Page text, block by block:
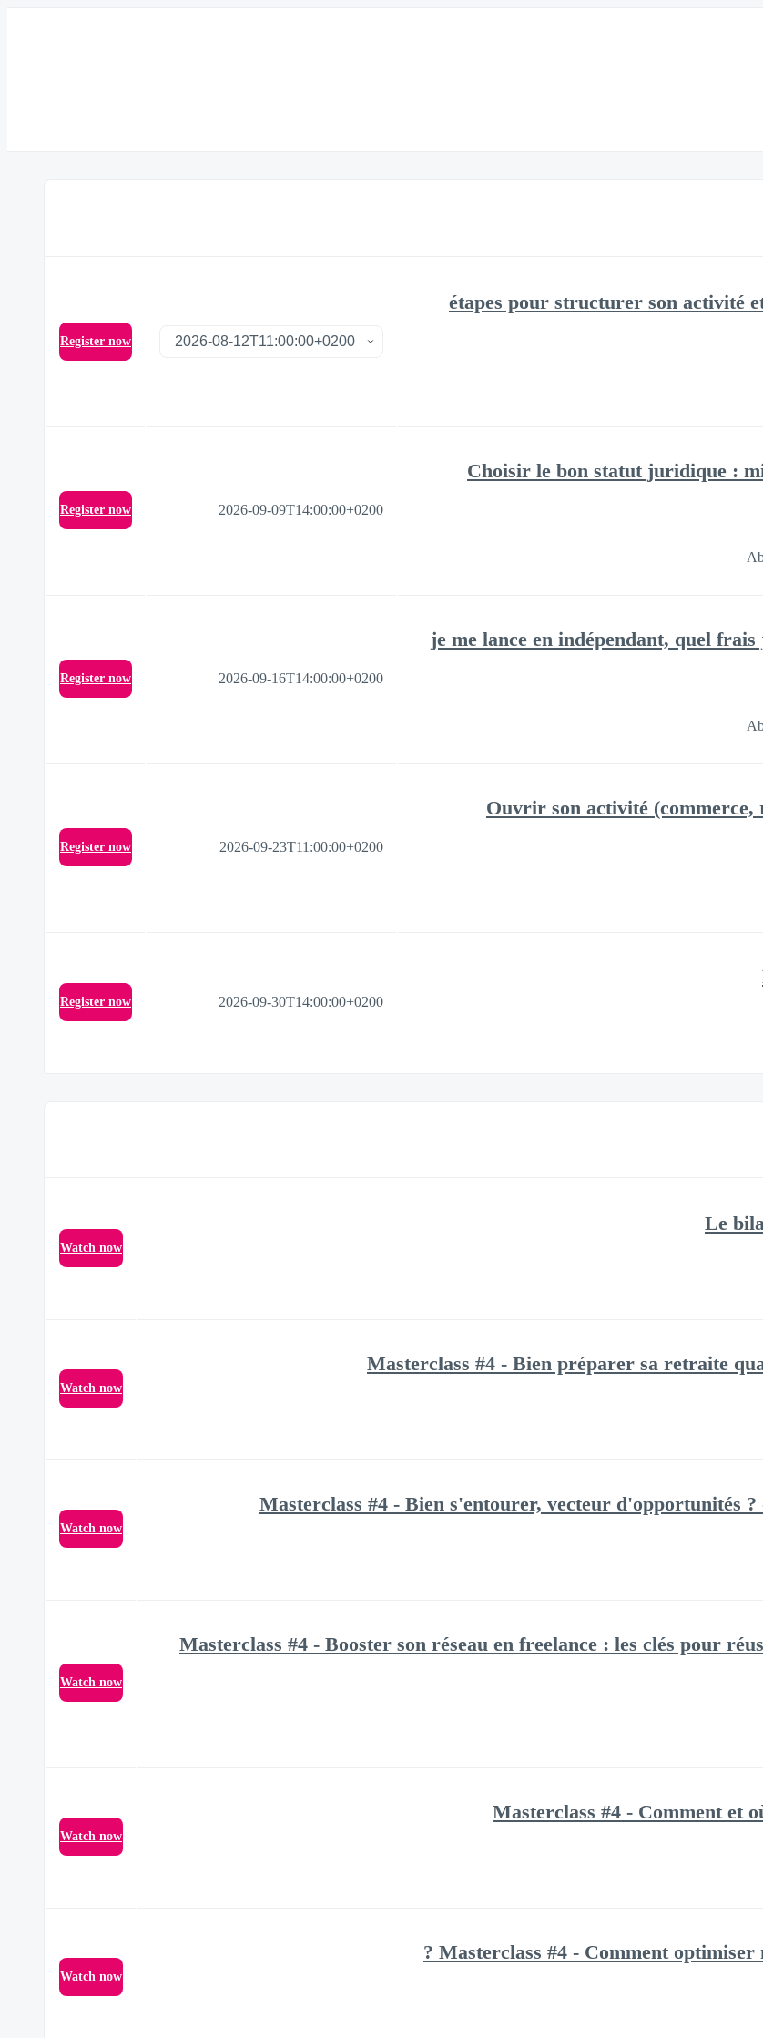
🚀 5 étapes pour structurer son
Register now
Choisir le bon statut juridique :
2026-09-09T14:00:00+0200
Register now
je me lance en indépendant, quel
2026-09-16T14:00:00+0200
Register now
Ouvrir son activité
2026-09-23T11:00:00+0200
Register now
2026-09-30T14:00:00+0200
Register now
Le
Watch now
Masterclass #4 - Bien préparer sa retraite
Watch now
Masterclass #4 - Bien s'entourer, vecteur d'opportunités
Watch now
Masterclass #4 - Booster son réseau en freelance : les clés pour
Watch now
Masterclass #4 - Comment et
Watch now
Masterclass #4 - Comment optimiser
Watch now